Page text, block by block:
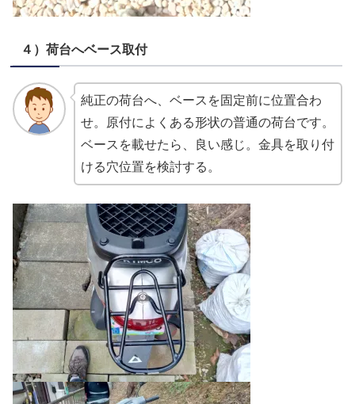
４）荷台へベース取付
純正の荷台へ、ベースを固定前に位置合わ
せ。原付によくある形状の普通の荷台です。
ベースを載せたら、良い感じ。金具を取り付
ける穴位置を検討する。